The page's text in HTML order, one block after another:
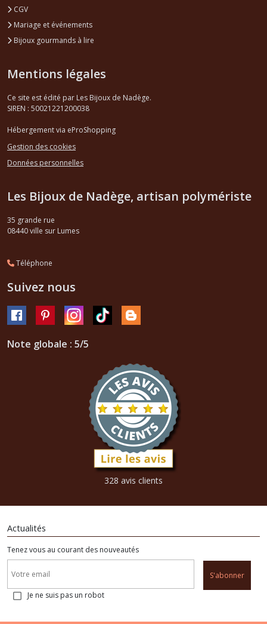
CGV
Mariage et événements
Bijoux gourmands à lire
Mentions légales
Ce site est édité par Les Bijoux de Nadège.
SIREN : 50021221200038
Hébergement via eProShopping
Gestion des cookies
Données personnelles
Les Bijoux de Nadège, artisan polymériste
35 grande rue
08440ville sur Lumes
Téléphone
Suivez nous
Note globale : 5/5
328 avis clients
Actualités
Tenez vous au courant des nouveautés
S'abonner
Je ne suis pas un robot